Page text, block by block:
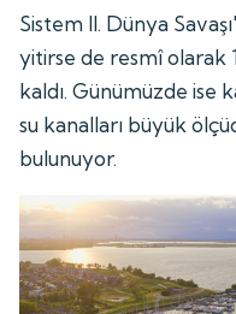
Sistem II. Dünya
yitirse de resmî olarak
kaldı. Günümüzde
su kanalları büyük
bulunuyor.